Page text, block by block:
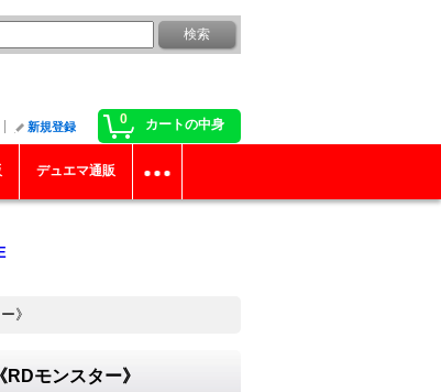
0 カートの中身
新規登録
デュエマ通販
》
モンスター》